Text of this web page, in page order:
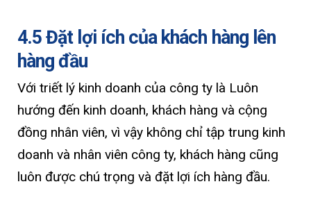
4.5 Đặt lợi ích của khách hàng lên
hàng đầu
Với triết lý kinh doanh của công ty là Luôn
hướng đến kinh doanh, khách hàng và cộng
đồng nhân viên, vì vậy không chỉ tập trung kinh
doanh và nhân viên công ty, khách hàng cũng
luôn được chú trọng và đặt lợi ích hàng đầu.